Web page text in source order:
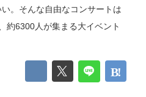
。そんな自由なコンサートは
約6300人が集まる大イベント